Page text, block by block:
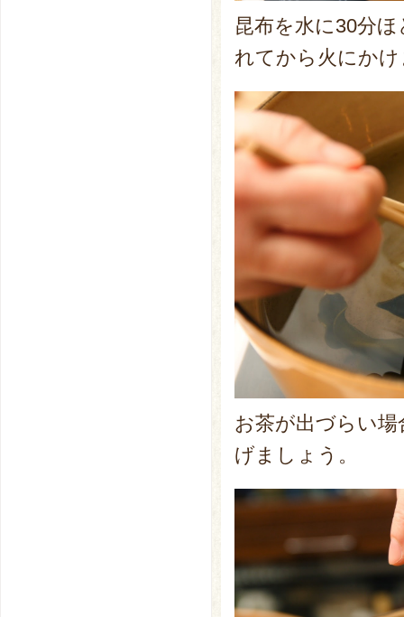
昆布を水に30分
れてから火にか
お茶が出づらい
げましょう。